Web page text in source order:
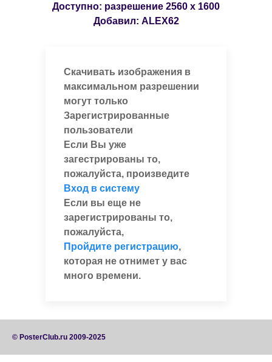
Доступно: разрешение 2560 x 1600
Добавил: ALEX62
Скачивать изображения в
максимальном разрешении
могут только
Зарегистрированные
пользователи
Если Вы уже
загестрированы то,
пожалуйста, произведите
Вход в систему
Если вы еще не
зарегистрированы то,
пожалуйста,
Пройдите регистрацию,
которая не отнимет у вас
много времени.
© PosterClub.ru 2009-2025